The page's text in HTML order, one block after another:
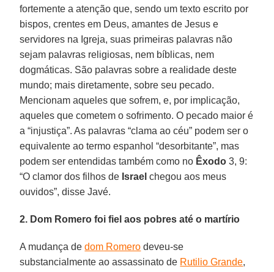
fortemente a atenção que, sendo um texto escrito por
bispos, crentes em Deus, amantes de Jesus e
servidores na Igreja, suas primeiras palavras não
sejam palavras religiosas, nem bíblicas, nem
dogmáticas. São palavras sobre a realidade deste
mundo; mais diretamente, sobre seu pecado.
Mencionam aqueles que sofrem, e, por implicação,
aqueles que cometem o sofrimento. O pecado maior é
a “injustiça”. As palavras “clama ao céu” podem ser o
equivalente ao termo espanhol “desorbitante”, mas
podem ser entendidas também como no Êxodo 3, 9:
“O clamor dos filhos de Israel chegou aos meus
ouvidos”, disse Javé.
2. Dom Romero foi fiel aos pobres até o martírio
A mudança dedom Romero deveu-se
substancialmente ao assassinato de Rutilio Grande,